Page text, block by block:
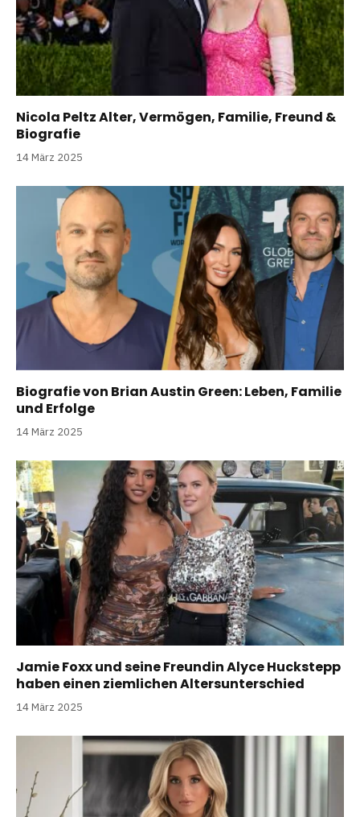
Nicola Peltz Alter, Vermögen, Familie, Freund &
Biografie
14 März 2025
Biografie von Brian Austin Green: Leben, Familie
und Erfolge
14 März 2025
Jamie Foxx und seine Freundin Alyce Huckstepp
haben einen ziemlichen Altersunterschied
14 März 2025